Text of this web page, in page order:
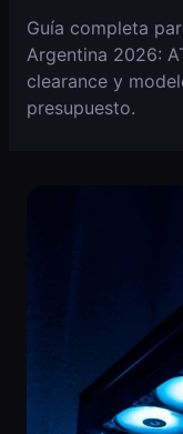
Guía completa
Argentina 2026:
clearance y
presupuesto.